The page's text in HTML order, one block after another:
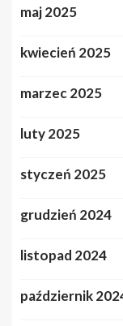
maj 2025
kwiecień 2025
marzec 2025
luty 2025
styczeń 2025
grudzień 2024
listopad 2024
październik